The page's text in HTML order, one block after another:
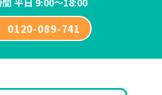
0120-089-741